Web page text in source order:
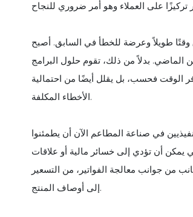
وقتًا طويلاً وعرضة للخطأ في السابق. أصبح
من الماضي. بدلاً من ذلك، تقوم حلول البرامج
الوقت فحسب، بل يقلل أيضًا من احتمالية
الأخطاء المكلفة.
في صناعة المطاعم الآن أن يطمئنوا
يمكن أن تؤدي إلى خسائر مالية أو علاقات
من جوانب معالجة الفواتير، من التسعير
إلى أوصاف المنتج.